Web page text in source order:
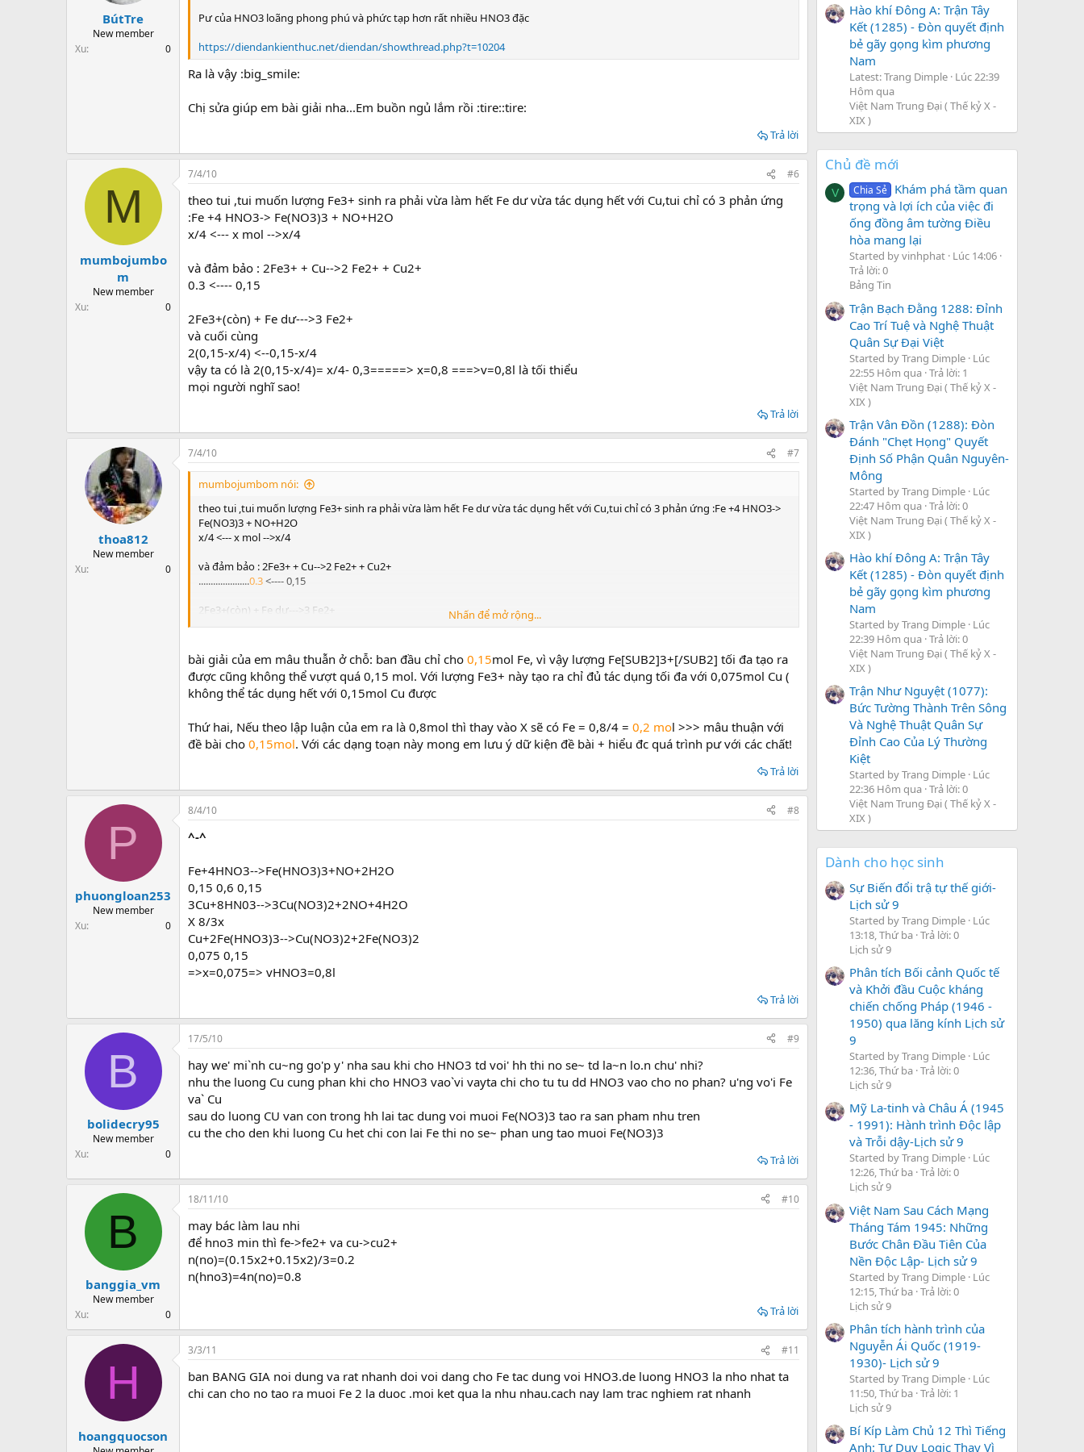
BútTre
New member
Xu
0
Pư của HNO3 loãng phong phú và phức tạp hơn rất nhiều HNO3 đặc
https://diendankienthuc.net/diendan/showthread.php?t=10204
Ra là vậy :big_smile:
Chị sửa giúp em bài giải nha...Em buồn ngủ lắm rồi :tire::tire:
Trả lời
M
mumbojumbo
m
New member
Xu
0
7/4/10 #6
theo tui ,tui muốn lượng Fe3+ sinh ra phải vừa làm hết Fe dư vừa tác dụng hết với Cu,tui chỉ có 3 phản ứng
:Fe +4 HNO3-> Fe(NO3)3 + NO+H2O
x/4 <--- x mol -->x/4
và đảm bảo : 2Fe3+ + Cu-->2 Fe2+ + Cu2+
0.3 <---- 0,15
2Fe3+(còn) + Fe dư--->3 Fe2+
và cuối cùng
2(0,15-x/4) <--0,15-x/4
vậy ta có là 2(0,15-x/4)= x/4- 0,3=====> x=0,8 ===>v=0,8l là tối thiểu
mọi người nghĩ sao!
Trả lời
thoa812
New member
Xu
0
7/4/10 #7
mumbojumbom nói:
theo tui ,tui muốn lượng Fe3+ sinh ra phải vừa làm hết Fe dư vừa tác dụng hết với Cu,tui chỉ có 3 phản ứng :Fe +4 HNO3->
Fe(NO3)3 + NO+H2O
x/4 <--- x mol -->x/4
và đảm bảo : 2Fe3+ + Cu-->2 Fe2+ + Cu2+
.....................0.3<---- 0,15
2Fe3+(còn) + Fe dư--->3 Fe2+
và cuối cùng
vậy ta có là 2(0,15-x/4)= x/4- 0,3=====> x=0,8 ===>v=0,8l là tối thiểu
mọi người nghĩ sao!
Nhấn để mở rộng...
bài giải của em mâu thuẫn ở chỗ: ban đầu chỉ cho 0,15mol Fe, vì vậy lượng Fe[SUB2]3+[/SUB2] tối đa tạo ra
được cũng không thể vượt quá 0,15 mol. Với lượng Fe3+ này tạo ra chỉ đủ tác dụng tối đa với 0,075mol Cu (
không thể tác dụng hết với 0,15mol Cu được
Thứ hai, Nếu theo lập luận của em ra là 0,8mol thì thay vào X sẽ có Fe = 0,8/4 = 0,2 mol >>> mâu thuận với
đề bài cho 0,15mol. Với các dạng toạn này mong em lưu ý dữ kiện đề bài + hiểu đc quá trình pư với các chất!
Trả lời
P
phuongloan253
New member
Xu
0
8/4/10 #8
^-^
Fe+4HNO3-->Fe(HNO3)3+NO+2H2O
0,15 0,6 0,15
3Cu+8HN03-->3Cu(NO3)2+2NO+4H2O
X 8/3x
Cu+2Fe(HNO3)3-->Cu(NO3)2+2Fe(NO3)2
0,075 0,15
=>x=0,075=> vHNO3=0,8l
Trả lời
B
bolidecry95
New member
Xu
0
17/5/10 #9
hay we' mi`nh cu~ng go'p y' nha sau khi cho HNO3 td voi' hh thi no se~ td la~n lo.n chu' nhi?
nhu the luong Cu cung phan khi cho HNO3 vao`vi vayta chi cho tu tu dd HNO3 vao cho no phan? u'ng vo'i Fe
va` Cu
sau do luong CU van con trong hh lai tac dung voi muoi Fe(NO3)3 tao ra san pham nhu tren
cu the cho den khi luong Cu het chi con lai Fe thi no se~ phan ung tao muoi Fe(NO3)3
Trả lời
B
banggia_vm
New member
Xu
0
18/11/10 #10
may bác làm lau nhi
để hno3 min thì fe->fe2+ va cu->cu2+
n(no)=(0.15x2+0.15x2)/3=0.2
n(hno3)=4n(no)=0.8
Trả lời
H
hoangquocson
3/3/11 #11
ban BANG GIA noi dung va rat nhanh doi voi dang cho Fe tac dung voi HNO3.de luong HNO3 la nho nhat ta
chi can cho no tao ra muoi Fe 2 la duoc .moi ket qua la nhu nhau.cach nay lam trac nghiem rat nhanh
Hào khí Đông A: Trận Tây
Kết (1285) - Đòn quyết định
bẻ gãy gọng kìm phương
Nam
Latest: Trang Dimple Lúc 22:39
Hôm qua
Việt Nam Trung Đại ( Thế kỷ X -
XIX )
Chủ đề mới
V Chia Sẻ Khám phá tầm quan
trọng và lợi ích của việc đi
ống đồng âm tường Điều
hòa mang lại
Started by vinhphat Lúc 14:06
Trả lời: 0
Bảng Tin
Trận Bạch Đằng 1288: Đỉnh
Cao Trí Tuệ và Nghệ Thuật
Quân Sự Đại Việt
Started by Trang Dimple Lúc
22:55 Hôm qua Trả lời: 1
Việt Nam Trung Đại ( Thế kỷ X -
XIX )
Trận Vân Đồn (1288): Đòn
Đánh "Chẹt Họng" Quyết
Định Số Phận Quân Nguyên-
Mông
Started by Trang Dimple Lúc
22:47 Hôm qua Trả lời: 0
Việt Nam Trung Đại ( Thế kỷ X -
XIX )
Hào khí Đông A: Trận Tây
Kết (1285) - Đòn quyết định
bẻ gãy gọng kìm phương
Nam
Started by Trang Dimple Lúc
22:39 Hôm qua Trả lời: 0
Việt Nam Trung Đại ( Thế kỷ X -
XIX )
Trận Như Nguyệt (1077):
Bức Tường Thành Trên Sông
Và Nghệ Thuật Quân Sự
Đỉnh Cao Của Lý Thường
Kiệt
Started by Trang Dimple Lúc
22:36 Hôm qua Trả lời: 0
Việt Nam Trung Đại ( Thế kỷ X -
XIX )
Dành cho học sinh
Sự Biến đổi trậ tự thế giới-
Lịch sử 9
Started by Trang Dimple Lúc
13:18, Thứ ba Trả lời: 0
Lịch sử 9
Phân tích Bối cảnh Quốc tế
và Khởi đầu Cuộc kháng
chiến chống Pháp (1946 -
1950) qua lăng kính Lịch sử
9
Started by Trang Dimple Lúc
12:36, Thứ ba Trả lời: 0
Lịch sử 9
Mỹ La-tinh và Châu Á (1945
- 1991): Hành trình Độc lập
và Trỗi dậy-Lịch sử 9
Started by Trang Dimple Lúc
12:26, Thứ ba Trả lời: 0
Lịch sử 9
Việt Nam Sau Cách Mạng
Tháng Tám 1945: Những
Bước Chân Đầu Tiên Của
Nền Độc Lập- Lịch sử 9
Started by Trang Dimple Lúc
12:15, Thứ ba Trả lời: 0
Lịch sử 9
Phân tích hành trình của
Nguyễn Ái Quốc (1919-
1930)- Lịch sử 9
Started by Trang Dimple Lúc
11:50, Thứ ba Trả lời: 1
Lịch sử 9
Bí Kíp Làm Chủ 12 Thì Tiếng
Anh: Tư Duy Logic Thay Vì